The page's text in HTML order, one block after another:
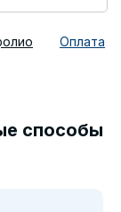
Оплата
способы